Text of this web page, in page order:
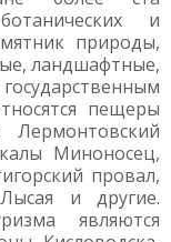
и
природы,
ландшафтные,
пещеры
Миноносец,
провал,
и другие.
являются